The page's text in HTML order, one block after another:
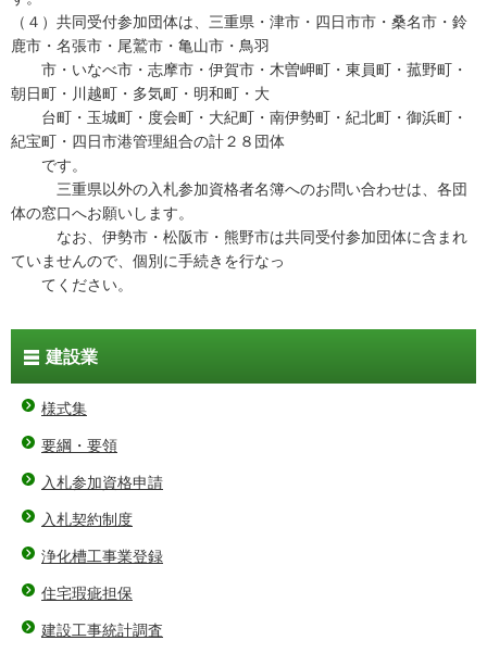
（４）共同受付参加団体は、三重県・津市・四日市市・桑名市・鈴
鹿市・名張市・尾鷲市・亀山市・鳥羽
市・いなべ市・志摩市・伊賀市・木曽岬町・東員町・菰野町・
朝日町・川越町・多気町・明和町・大
台町・玉城町・度会町・大紀町・南伊勢町・紀北町・御浜町・
紀宝町・四日市港管理組合の計２８団体
です。
三重県以外の入札参加資格者名簿へのお問い合わせは、各団
体の窓口へお願いします。
なお、伊勢市・松阪市・熊野市は共同受付参加団体に含まれ
ていませんので、個別に手続きを行なっ
てください。
建設業
様式集
要綱・要領
入札参加資格申請
入札契約制度
浄化槽工事業登録
住宅瑕疵担保
建設工事統計調査